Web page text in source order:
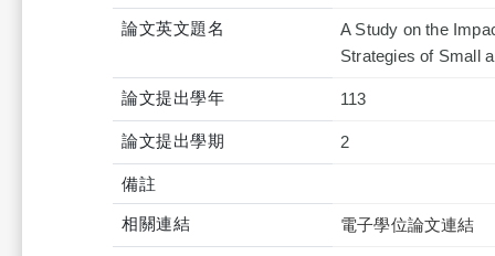
論文英文題名
A Study on the
Strategies of Small
論文提出學年 113
論文提出學期 2
備註
相關連結 電子學位論文連結